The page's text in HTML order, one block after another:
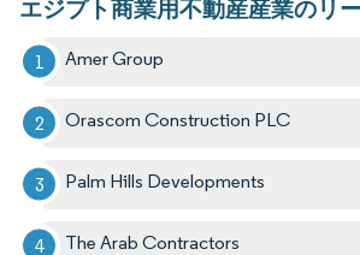
エジプト商業用不動産産業のリ
Amer Group
Orascom Construction PLC
Palm Hills Developments
The Arab Contractors